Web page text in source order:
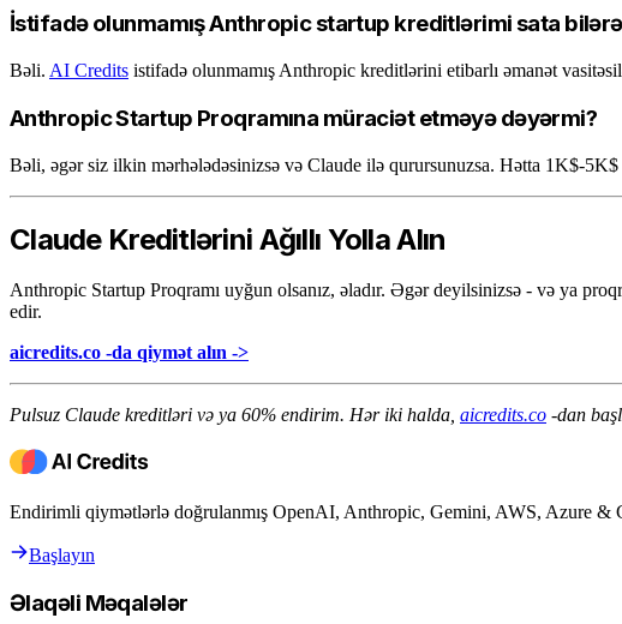
İstifadə olunmamış Anthropic startup kreditlərimi sata
Bəli. AI Credits istifadə olunmamış Anthropic kreditlərini etibarlı əmanət
Anthropic Startup Proqramına müraciət etməyə dəyərmi?
Bəli, əgər siz ilkin mərhələdəsinizsə və Claude ilə qurursunuzsa. Hətta 1K$-
Claude Kreditlərini Ağıllı Yolla Alın
Anthropic Startup Proqramı uyğun olsanız, əladır. Əgər deyilsinizsə - və ya
edir.
aicredits.co -da qiymət alın ->
Pulsuz Claude kreditləri və ya 60% endirim. Hər iki halda, aicredits.co -dan
Endirimli qiymətlərlə doğrulanmış OpenAI, Anthropic, Gemini, AWS, Azure &
Başlayın
Əlaqəli Məqalələr